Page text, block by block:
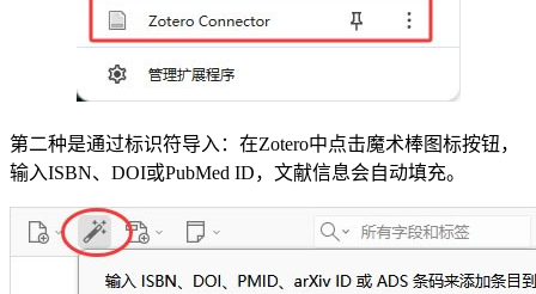
第二种是通过标识符导入：在Zotero中点击魔术棒图标按钮，
输入ISBN、DOI或PubMed ID，文献信息会自动填充。